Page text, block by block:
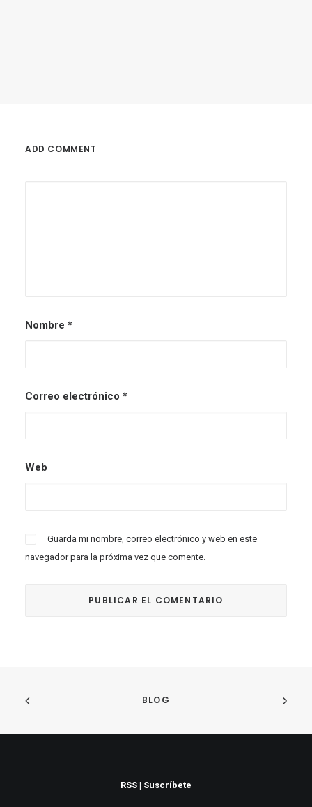
Llega un momento en la vida en que cada año
ADD COMMENT
Nombre *
Correo electrónico *
Web
Guarda mi nombre, correo electrónico y web en este
navegador para la próxima vez que comente.
BLOG
RSS | Suscríbete